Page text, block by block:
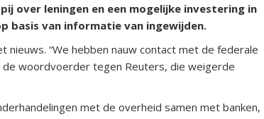
over leningen en een mogelijke investering in
basis van informatie van ingewijden.
“We hebben nauw contact met de federale
de woordvoerder tegen Reuters, die weigerde
met de overheid samen met banken,